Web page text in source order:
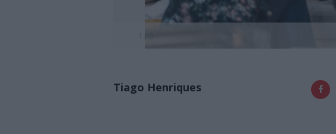
1 / 6
Tiago Henriques